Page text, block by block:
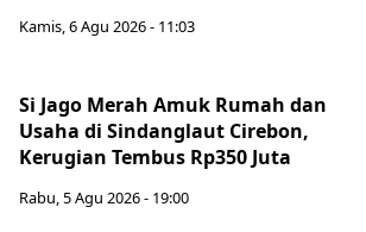
Kamis, 6 Agu 2026 - 11:03
Si Jago Merah Amuk Rumah dan
Usaha di Sindanglaut Cirebon,
Kerugian Tembus Rp350 Juta
Rabu, 5 Agu 2026 - 19:00